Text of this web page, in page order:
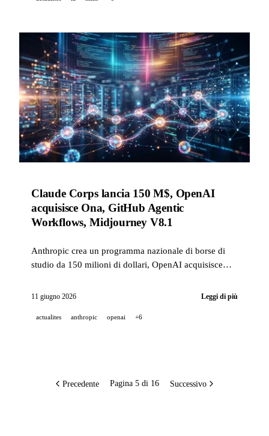
Claude Corps lancia 150 M$, OpenAI
acquisisce Ona, GitHub Agentic
Workflows, Midjourney V8.1
Anthropic crea un programma nazionale di borse di
studio da 150 milioni di dollari, OpenAI acquisisce
Agentic Workflows in public preview, Midjourney
11 giugno 2026 Leggi di più
actualites anthropic openai +6
Precedente Pagina 5 di 16 Successivo